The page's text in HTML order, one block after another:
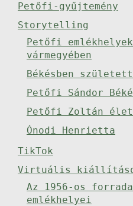
Petőfi-gyűjtemény
Storytelling
Petőfi emlékhelyek
vármegyében
Békésben
Petőfi Sándor
Petőfi Zoltán
Ónodi Henrietta
TikTok
Virtuális
Az 1956-os
emlékhelyei